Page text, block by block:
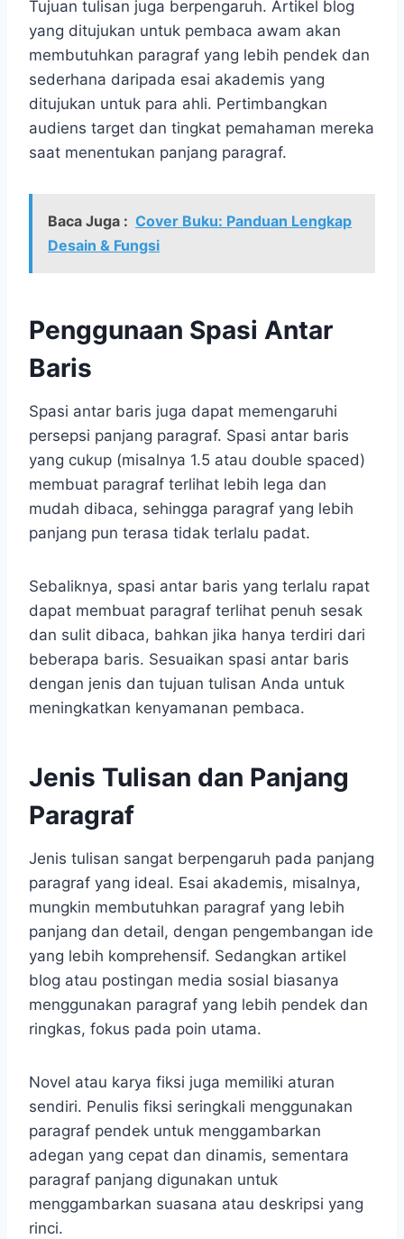
Tujuan tulisan juga berpengaruh. Artikel blog
yang ditujukan untuk pembaca awam akan
membutuhkan paragraf yang lebih pendek dan
sederhana daripada esai akademis yang
ditujukan untuk para ahli. Pertimbangkan
audiens target dan tingkat pemahaman mereka
saat menentukan panjang paragraf.
Baca Juga : Cover Buku: Panduan Lengkap
Desain & Fungsi
Penggunaan Spasi Antar
Baris
Spasi antar baris juga dapat memengaruhi
persepsi panjang paragraf. Spasi antar baris
yang cukup (misalnya 1.5 atau double spaced)
membuat paragraf terlihat lebih lega dan
mudah dibaca, sehingga paragraf yang lebih
panjang pun terasa tidak terlalu padat.
Sebaliknya, spasi antar baris yang terlalu rapat
dapat membuat paragraf terlihat penuh sesak
dan sulit dibaca, bahkan jika hanya terdiri dari
beberapa baris. Sesuaikan spasi antar baris
dengan jenis dan tujuan tulisan Anda untuk
meningkatkan kenyamanan pembaca.
Jenis Tulisan dan Panjang
Paragraf
Jenis tulisan sangat berpengaruh pada panjang
paragraf yang ideal. Esai akademis, misalnya,
mungkin membutuhkan paragraf yang lebih
panjang dan detail, dengan pengembangan ide
yang lebih komprehensif. Sedangkan artikel
blog atau postingan media sosial biasanya
menggunakan paragraf yang lebih pendek dan
ringkas, fokus pada poin utama.
Novel atau karya fiksi juga memiliki aturan
sendiri. Penulis fiksi seringkali menggunakan
paragraf pendek untuk menggambarkan
adegan yang cepat dan dinamis, sementara
paragraf panjang digunakan untuk
menggambarkan suasana atau deskripsi yang
rinci.